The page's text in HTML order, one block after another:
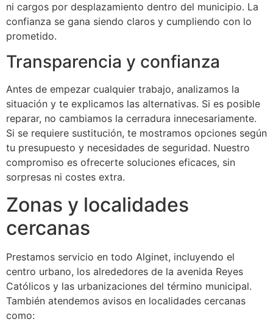
ni cargos por desplazamiento dentro del municipio. La
confianza se gana siendo claros y cumpliendo con lo
prometido.
Transparencia y confianza
Antes de empezar cualquier trabajo, analizamos la
situación y te explicamos las alternativas. Si es posible
reparar, no cambiamos la cerradura innecesariamente.
Si se requiere sustitución, te mostramos opciones según
tu presupuesto y necesidades de seguridad. Nuestro
compromiso es ofrecerte soluciones eficaces, sin
sorpresas ni costes extra.
Zonas y localidades
cercanas
Prestamos servicio en todo Alginet, incluyendo el
centro urbano, los alrededores de la avenida Reyes
Católicos y las urbanizaciones del término municipal.
También atendemos avisos en localidades cercanas
como: